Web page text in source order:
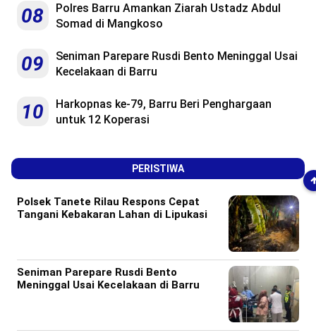
08
Polres Barru Amankan Ziarah Ustadz Abdul
Somad di Mangkoso
09
Seniman Parepare Rusdi Bento Meninggal Usai
Kecelakaan di Barru
10
Harkopnas ke-79, Barru Beri Penghargaan
untuk 12 Koperasi
PERISTIWA
Polsek Tanete Rilau Respons Cepat
Tangani Kebakaran Lahan di Lipukasi
Seniman Parepare Rusdi Bento
Meninggal Usai Kecelakaan di Barru